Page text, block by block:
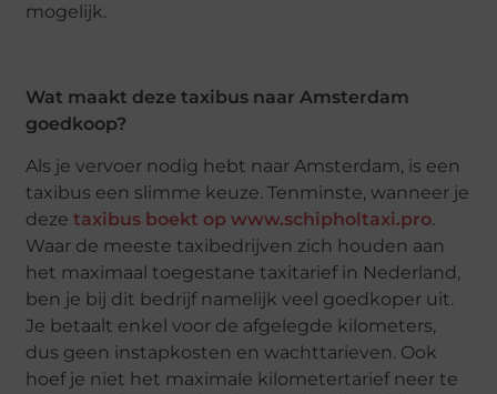
mogelijk.
Wat maakt deze taxibus naar Amsterdam
goedkoop?
Als je vervoer nodig hebt naar Amsterdam, is een
taxibus een slimme keuze. Tenminste, wanneer je
dezetaxibus boekt op www.schipholtaxi.pro.
Waar de meeste taxibedrijven zich houden aan
het maximaal toegestane taxitarief in Nederland,
ben je bij dit bedrijf namelijk veel goedkoper uit.
Je betaalt enkel voor de afgelegde kilometers,
dus geen instapkosten en wachttarieven. Ook
hoef je niet het maximale kilometertarief neer te